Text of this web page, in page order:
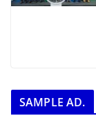
SAMPLE AD.